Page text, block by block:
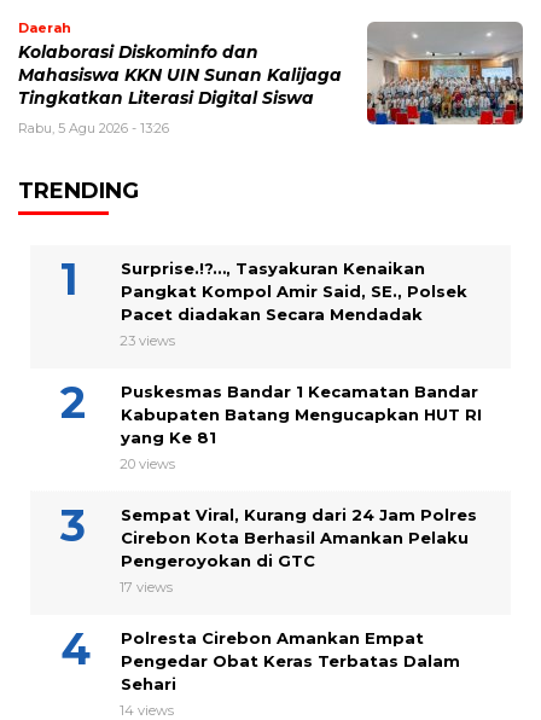
Daerah
Kolaborasi Diskominfo dan
Mahasiswa KKN UIN Sunan Kalijaga
Tingkatkan Literasi Digital Siswa
Rabu, 5 Agu 2026 - 13:26
TRENDING
Surprise.!?…, Tasyakuran Kenaikan
Pangkat Kompol Amir Said, SE., Polsek
Pacet diadakan Secara Mendadak
23 views
Puskesmas Bandar 1 Kecamatan Bandar
Kabupaten Batang Mengucapkan HUT RI
yang Ke 81
20 views
Sempat Viral, Kurang dari 24 Jam Polres
Cirebon Kota Berhasil Amankan Pelaku
Pengeroyokan di GTC
17 views
Polresta Cirebon Amankan Empat
Pengedar Obat Keras Terbatas Dalam
Sehari
14 views